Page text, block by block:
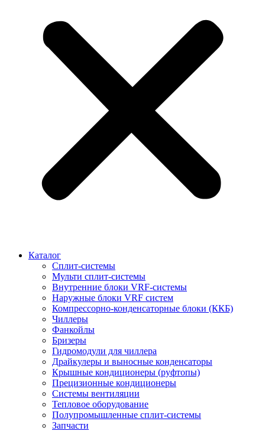
Каталог
Сплит-системы
Мульти сплит-системы
Внутренние блоки VRF-cистемы
Наружные блоки VRF cистем
Компрессорно-конденсаторные блоки (ККБ)
Чиллеры
Фанкойлы
Бризеры
Гидромодули для чиллера
Драйкулеры и выносные конденсаторы
Крышные кондиционеры (руфтопы)
Прецизионные кондиционеры
Системы вентиляции
Тепловое оборудование
Полупромышленные сплит-системы
Запчасти